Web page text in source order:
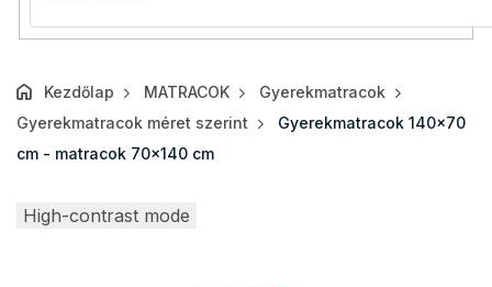
Kezdőlap MATRACOK
Gyerekmatracok
Gyerekmatracok méret szerint
Gyerekmatracok 140x70
cm - matracok 70x140 cm
High-contrast mode